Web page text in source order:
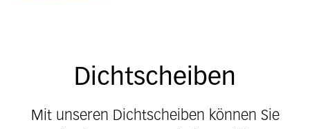
Dichtscheiben
Mit unseren Dichtscheiben können Sie